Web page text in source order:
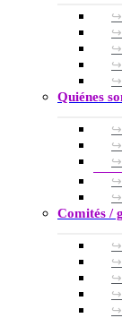
Quiénes
Comités /